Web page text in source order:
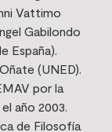
Vattimo
Gabilondo
España).
(UNED).
por la
año 2003.
de Filosofía